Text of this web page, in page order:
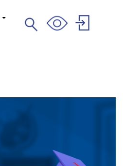
+ Search
Поиск
User